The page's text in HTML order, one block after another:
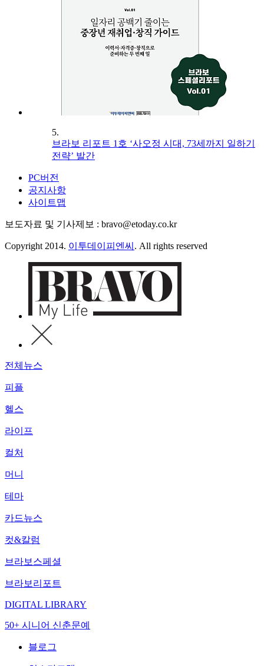
5.
브라보 리포트 1호 ‘사오정 시대, 73세까지 일하기
전략’ 발간
PC버전
공지사항
사이트맵
보도자료 및 기사제보 : bravo@etoday.co.kr
Copyright 2014. 이투데이피엔씨 . All rights reserved
전체뉴스
피플
헬스
라이프
컬처
머니
테마
카드뉴스
컷&칼럼
브라보스페셜
브라보리포트
DIGITAL LIBRARY
50+ 시니어 신춘문예
블로그